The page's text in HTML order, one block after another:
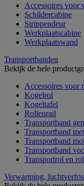
Accessoires voor
Schildercabine
Strippendeur
Werkplaatscabine
Werkplaatswand
Transportbanden
Bekijk de hele
Accessoires voor
Kogelrol
Kogeltafel
Rollenrail
Transportband
Transportband
Transportband
Transportband
Transportrol en
Verwarming,